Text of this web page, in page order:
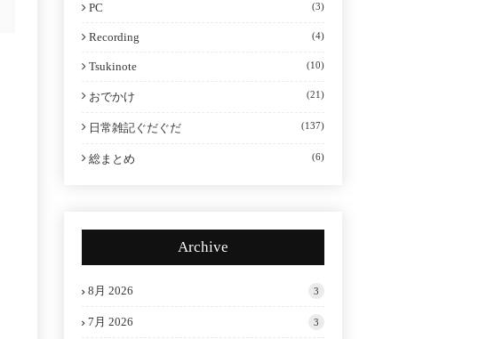
PC (3)
Recording (4)
Tsukinote (10)
おでかけ (21)
日常雑記ぐだぐだ (137)
総まとめ (6)
Archive
8月 2026 3
7月 2026 3